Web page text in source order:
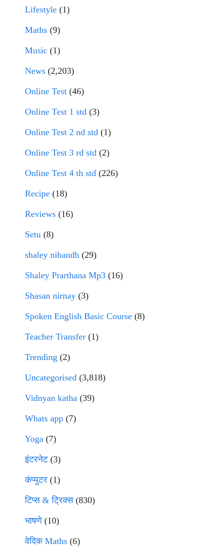
Lifestyle (1)
Maths (9)
Music (1)
News (2,203)
Online Test (46)
Online Test 1 std (3)
Online Test 2 nd std (1)
Online Test 3 rd std (2)
Online Test 4 th std (226)
Recipe (18)
Reviews (16)
Setu (8)
shaley nibandh (29)
Shaley Prarthana Mp3 (16)
Shasan nirnay (3)
Spoken English Basic Course (8)
Teacher Transfer (1)
Trending (2)
Uncategorised (3,818)
Vidnyan katha (39)
Whats app (7)
Yoga (7)
इंटरनेट(3)
कंप्युटर (1)
टिप्स & ट्रिक्स(830)
भाषणे(10)
वेदिक Maths (6)